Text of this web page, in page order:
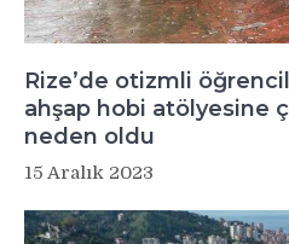
Rize’de otizmli
ahşap hobi atölyesine
neden oldu
15 Aralık 2023